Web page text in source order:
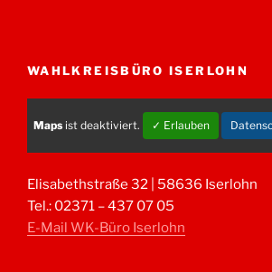
WAHLKREISBÜRO ISERLOHN
Maps ist deaktiviert. ✓ Erlauben
Elisabethstraße 32 | 58636 Iserlohn
Tel.: 02371 – 437 07 05
E-Mail WK-Büro Iserlohn